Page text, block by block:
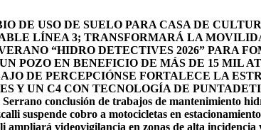
DE USO DE SUELO PARA CASA DE
LÍNEA 3; TRANSFORMARÁ LA
“HIDRO DETECTIVES 2026” PARA
POZO EN BENEFICIO DE MÁS DE 15 MIL
DE PERCEPCIÓNSE FORTALECE LA
Y UN C4 CON TECNOLOGÍA DE PUNTA
conclusión de trabajos de mantenimiento
suspende cobro a motocicletas en
ampliará videovigilancia en zonas de alta